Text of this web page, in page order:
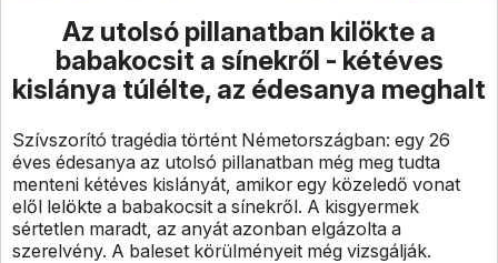
Az utolsó pillanatban kilökte a
babakocsit a sínekről - kétéves
kislánya túlélte, az édesanya meghalt
Szívszorító tragédia történt Németországban: egy 26
éves édesanya az utolsó pillanatban még meg tudta
menteni kétéves kislányát, amikor egy közeledő vonat
elől lelökte a babakocsit a sínekről. A kisgyermek
sértetlen maradt, az anyát azonban elgázolta a
szerelvény. A baleset körülményeit még vizsgálják.